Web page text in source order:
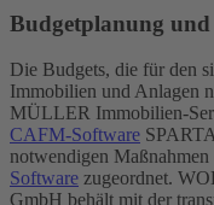
Budgetplanung
Die Budgets, die für den
Immobilien und Anlagen
MÜLLER Immobilien-
CAFM-Software
notwendigen
Software zugeordnet.
GmbH behält mit der